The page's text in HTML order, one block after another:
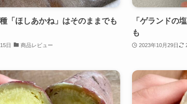
「ほしあかね」はそのままでも
日 商品レビュー
「ゲランドの
も
2023年10月29日